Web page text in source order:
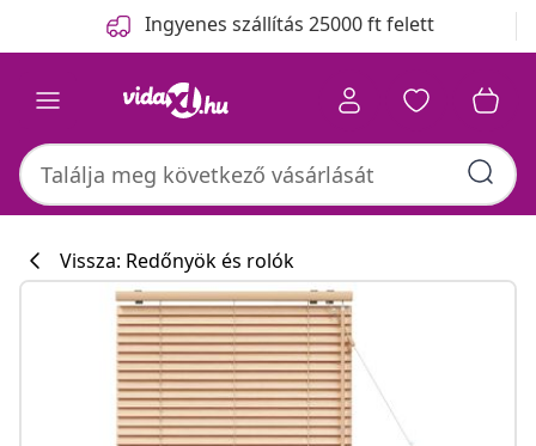
Ingyenes szállítás 25000 ft felett
Vissza: Redőnyök és rolók